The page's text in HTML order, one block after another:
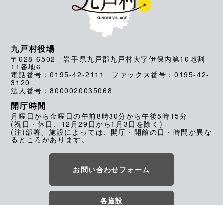
九戸村役場
〒028-6502 岩手県九戸郡九戸村大字伊保内第10地割
11番地6
電話番号：0195-42-2111 ファックス番号：0195-42-
3120
法人番号：8000020035068
開庁時間
月曜日から金曜日の午前8時30分から午後5時15分
(祝日・休日、12月29日から1月3日を除く)
(注)部署、施設によっては、開庁・開館の日・時間が異な
るところがあります。
お問い合わせフォーム
各施設